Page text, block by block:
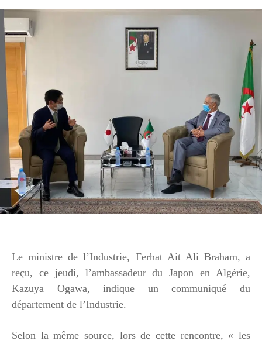
Le ministre de l’Industrie, Ferhat Ait Ali Braham, a
reçu, ce jeudi, l’ambassadeur du Japon en Algérie,
Kazuya Ogawa, indique un communiqué du
département de l’Industrie.
Selon la même source, lors de cette rencontre, « les